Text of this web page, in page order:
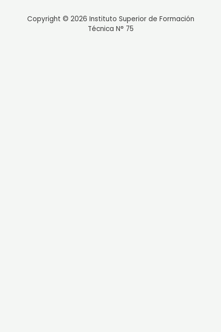
Copyright © 2026 Instituto Superior de Formación
Técnica N° 75